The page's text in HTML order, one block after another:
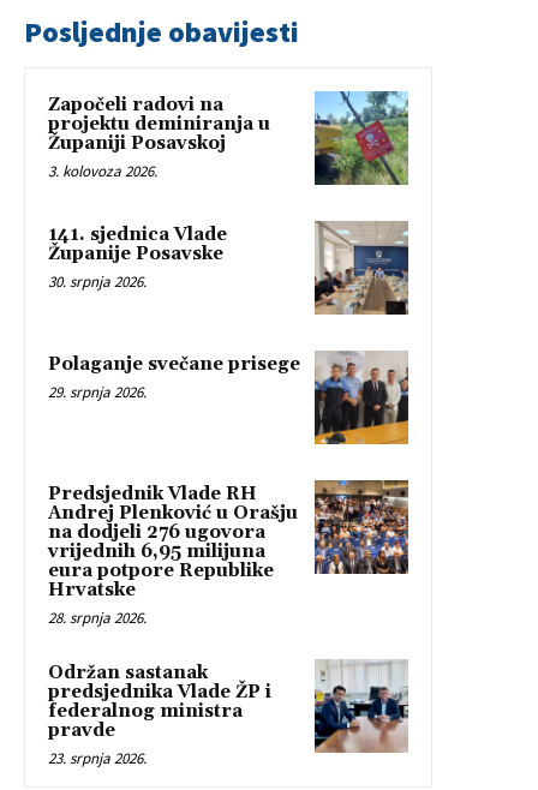
Posljednje obavijesti
Započeli radovi na
projektu deminiranja u
Županiji Posavskoj
3. kolovoza 2026.
141. sjednica Vlade
Županije Posavske
30. srpnja 2026.
Polaganje svečane prisege
29. srpnja 2026.
Predsjednik Vlade RH
Andrej Plenković u Orašju
na dodjeli 276 ugovora
vrijednih 6,95 milijuna
eura potpore Republike
Hrvatske
28. srpnja 2026.
Održan sastanak
predsjednika Vlade ŽP i
federalnog ministra
pravde
23. srpnja 2026.